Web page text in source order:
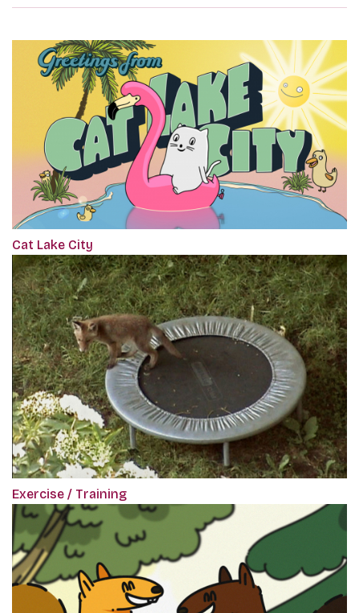
Cat Lake City
Exercise / Training